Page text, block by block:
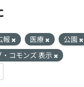
報 医療 公園
コモンズ 表示